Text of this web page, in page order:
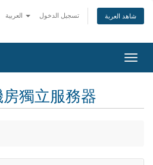
تسجيل الدخول شاهد العربة
獨立服務器